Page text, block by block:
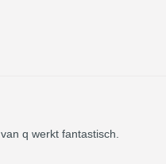
q werkt fantastisch.